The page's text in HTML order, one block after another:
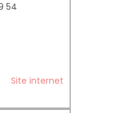
54
Site internet